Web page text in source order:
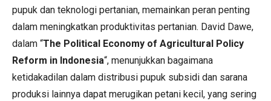
pupuk dan teknologi pertanian, memainkan peran penting
dalam meningkatkan produktivitas pertanian. David Dawe,
dalam “The Political Economy of Agricultural Policy
Reform in Indonesia“, menunjukkan bagaimana
ketidakadilan dalam distribusi pupuk subsidi dan sarana
produksi lainnya dapat merugikan petani kecil, yang sering